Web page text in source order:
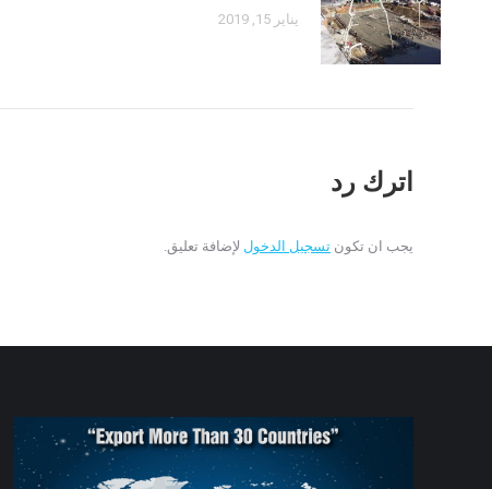
يناير 15, 2019
اترك رد
يجب ان تكون تسجيل الدخول لإضافة تعليق.